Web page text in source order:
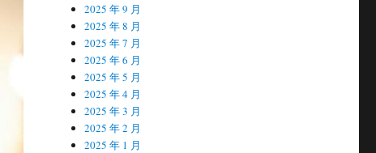
2025 年 9 月
2025 年 8 月
2025 年 7 月
2025 年 6 月
2025 年 5 月
2025 年 4 月
2025 年 3 月
2025 年 2 月
2025 年 1 月